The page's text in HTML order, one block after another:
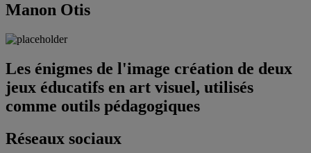
Manon Otis
Les énigmes de l'image création de deux
jeux éducatifs en art visuel, utilisés
comme outils pédagogiques
Réseaux sociaux